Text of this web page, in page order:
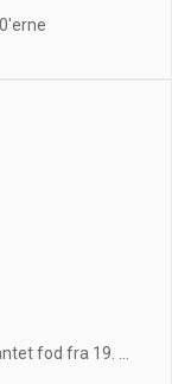
fod fra 19. ...